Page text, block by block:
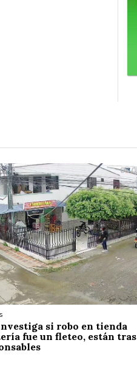
si robo en tienda
fue un fleteo, están tras